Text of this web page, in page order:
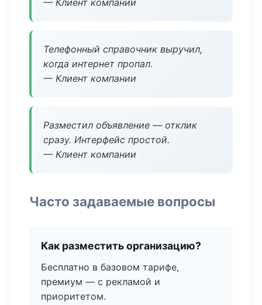
— Клиент компании
Телефонный справочник выручил,
когда интернет пропал.
— Клиент компании
Разместил объявление — отклик
сразу. Интерфейс простой.
— Клиент компании
Часто задаваемые вопросы
Как разместить организацию?
Бесплатно в базовом тарифе,
премиум — с рекламой и
приоритетом.